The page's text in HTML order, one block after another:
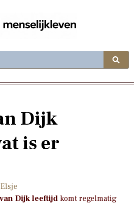
Dijk
is er
Elsje
Dijk leeftijd komt regelmatig